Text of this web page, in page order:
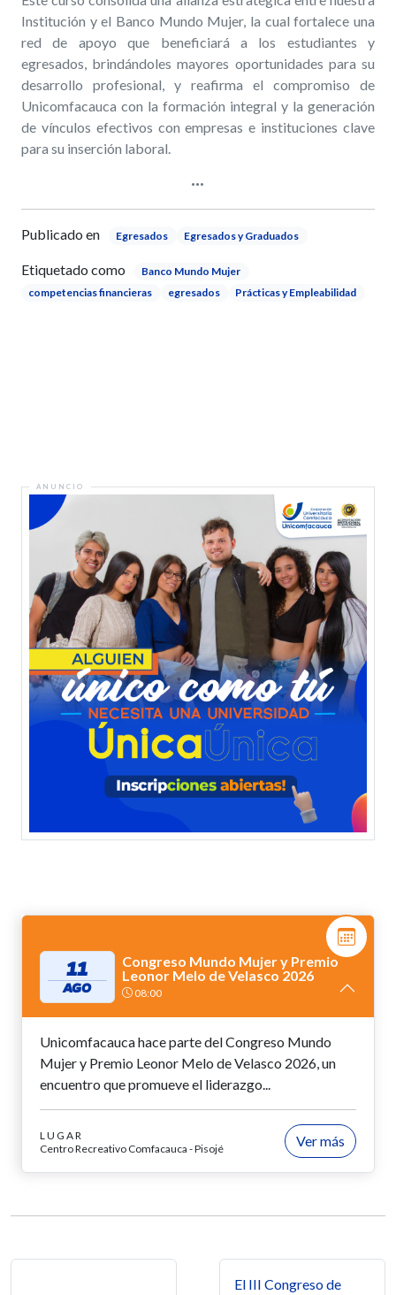
Institución y el Banco Mundo Mujer, la cual fortalece una
red de apoyo que beneficiará a los estudiantes y
egresados, brindándoles mayores oportunidades para su
desarrollo profesional, y reafirma el compromiso de
Unicomfacauca con la formación integral y la generación
de vínculos efectivos con empresas e instituciones clave
para su inserción laboral.
Publicado en Egresados Egresados y Graduados
Etiquetado como
Banco Mundo Mujer
competencias financieras
egresados Prácticas y Empleabilidad
11
AGO
Congreso Mundo Mujer y Premio
Leonor Melo de Velasco 2026
08:00
Unicomfacauca hace parte del Congreso Mundo
Mujer y Premio Leonor Melo de Velasco 2026, un
encuentro que promueve el liderazgo...
LUGAR
Centro Recreativo Comfacauca - Pisojé
Ver más
El III Congreso de